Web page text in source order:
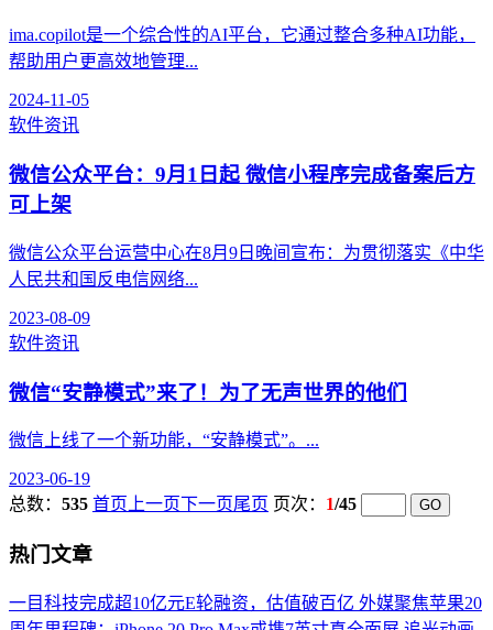
ima.copilot是一个综合性的AI平台，它通过整合多种AI功能，
帮助用户更高效地管理...
2024-11-05
软件资讯
微信公众平台：9月1日起 微信小程序完成备案后方
可上架
微信公众平台运营中心在8月9日晚间宣布：为贯彻落实《中华
人民共和国反电信网络...
2023-08-09
软件资讯
微信“安静模式”来了！为了无声世界的他们
微信上线了一个新功能，“安静模式”。...
2023-06-19
总数： 535 首页 上一页下一页尾页 页次： 1/45
热门文章
一目科技完成超10亿元E轮融资，估值破百亿 外媒聚焦苹果20